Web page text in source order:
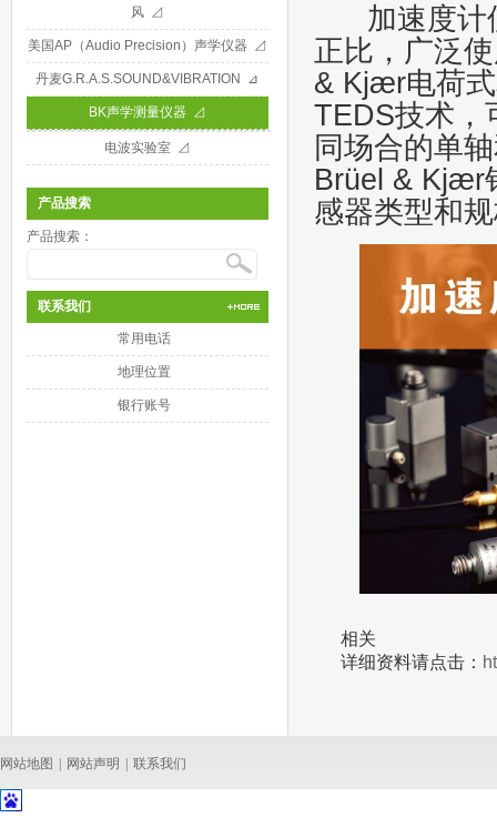
风 ⊿
美国AP（Audio Precision）声学仪器 ⊿
丹麦G.R.A.S.SOUND&VIBRATION ⊿
BK声学测量仪器 ⊿
电波实验室 ⊿
产品搜索
产品搜索：
联系我们
常用电话
地理位置
银行账号
加速度计
正比，广泛
& Kjær电荷
TEDS技术，
同场合的单
Brüel & Kjær
感器类型和
相关
详细资料请点击：
网站地图 网站声明 联系我们